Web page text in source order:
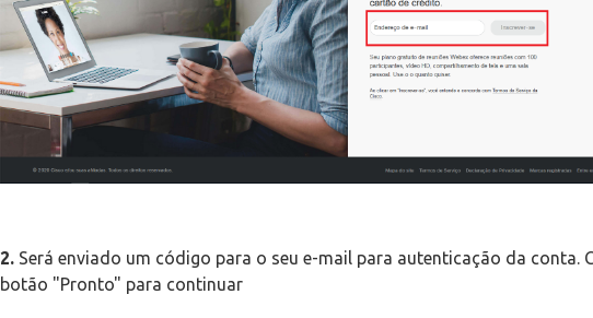
2. Será enviado um código para o seu e-mail para autenticação da conta.
botão "Pronto" para continuar